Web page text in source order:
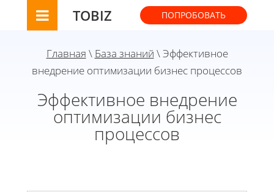
TOBIZ ПОПРОБОВАТЬ
Главная \ База знаний \ Эффективное
внедрение оптимизации бизнес процессов
Эффективное внедрение
оптимизации бизнес
процессов